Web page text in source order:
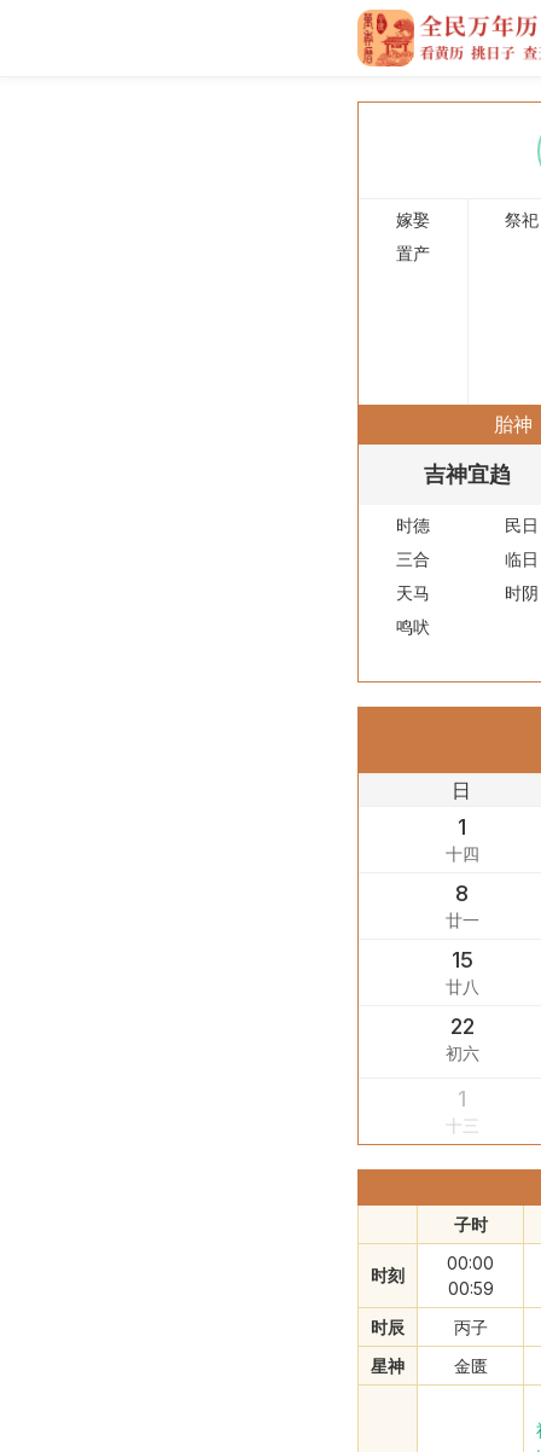
嫁娶
祭祀
置产
胎神
吉神宜趋
时德
民日
三合
临日
天马
时阴
鸣吠
日
1
十四
8
廿一
15
廿八
22
初六
1
十三
子时
时刻
00:00
00:59
时辰
丙子
星神
金匮